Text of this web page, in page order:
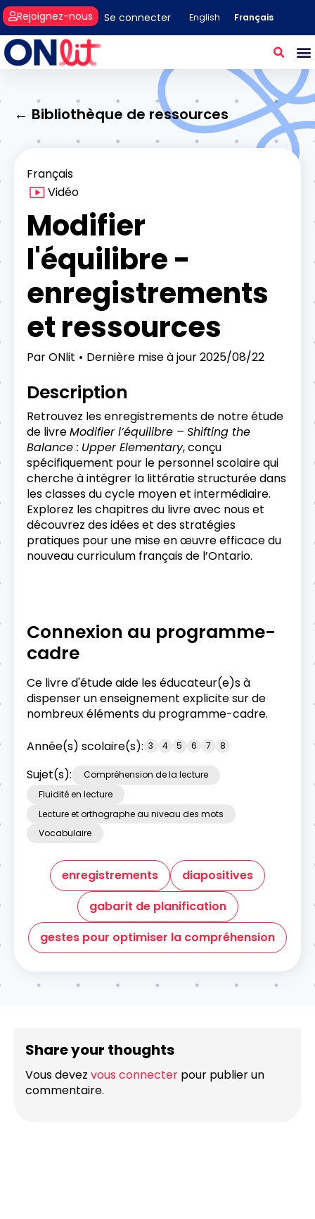
Se connecter
Rejoignez-nous English Français
← Bibliothèque de ressources
Français
Vidéo
Modifier
l'équilibre -
enregistrements
et ressources
ParONlit Dernière mise à jour2025/08/22
Description
Retrouvez les enregistrements de notre étude
de livreModifier l’équilibre – Shifting the
Balance : Upper Elementary, conçu
spécifiquement pour le personnel scolaire qui
cherche à intégrer la littératie structurée dans
les classes du cycle moyen et intermédiaire.
Explorez les chapitres du livre avec nous et
découvrez des idées et des stratégies
pratiques pour une mise en œuvre efficace du
nouveau curriculum français de l’Ontario.
Connexion au programme-
cadre
Ce livre d'étude aide les éducateur(e)s à
dispenser un enseignement explicite sur de
nombreux éléments du programme-cadre.
Année(s) scolaire(s): 3 4 5 6 7 8
Sujet(s):
Compréhension de la lecture
Fluidité en lecture
Lecture et orthographe au niveau des mots
Vocabulaire
enregistrements
diapositives
gabarit de planification
gestes pour optimiser la compréhension
Share your thoughts
Vous devez vous connecter pour publier un
commentaire.